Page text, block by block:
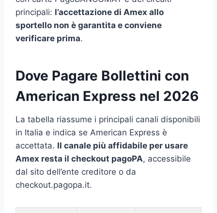
principali: l’accettazione di Amex allo
sportello non è garantita e conviene
verificare prima.
Dove Pagare Bollettini con
American Express nel 2026
La tabella riassume i principali canali disponibili
in Italia e indica se American Express è
accettata. Il canale più affidabile per usare
Amex resta il checkout pagoPA, accessibile
dal sito dell’ente creditore o da
checkout.pagopa.it.